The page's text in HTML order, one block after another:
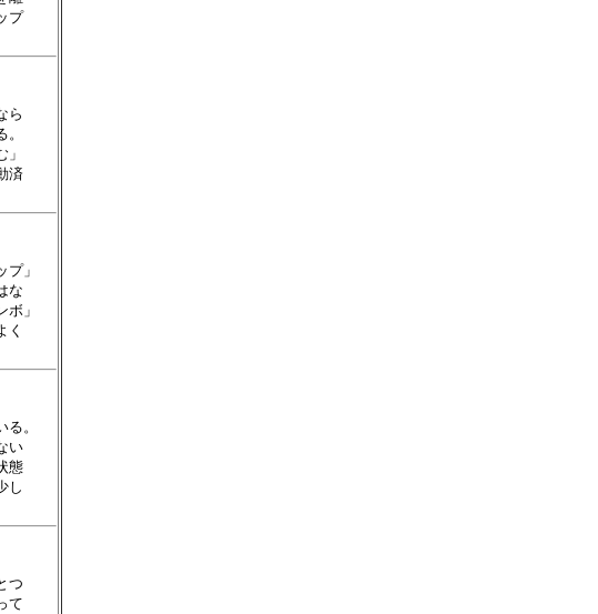
プ
ら
済
」
な
」
く
。
い
態
し
つ
て